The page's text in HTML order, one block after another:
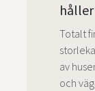
Totalt
av
och